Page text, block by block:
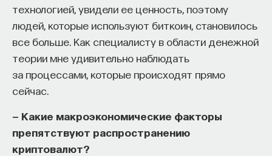
технологией, увидели ее ценность, поэтому
людей, которые используют биткоин, становилось
все больше. Как специалисту в области денежной
теории мне удивительно наблюдать
за процессами, которые происходят прямо
сейчас.
— Какие макроэкономические факторы
препятствуют распространению
криптовалют?
индустриях и карьерных возможностях
мешает поиску подходящих ваканси; ​
Непрозрачные механизмы в инновационных
компаниях усложняют процесс
трудоустройства​;
Стереотипы не позволяют эффективно
конкурировать на международном рынке​.
Что такое Naukka Talents